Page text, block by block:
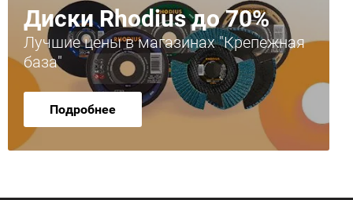
Диски Rhodius до 70%
Лучшие цены в магазинах "Крепежная
база"
Подробнее